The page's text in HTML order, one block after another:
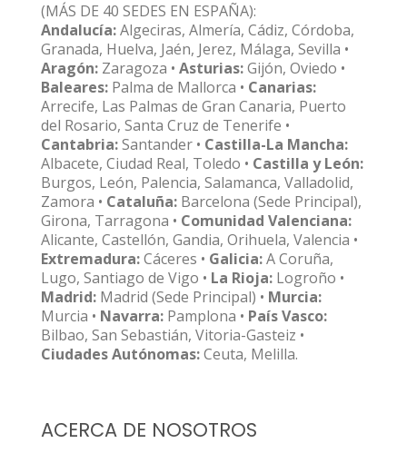
(MÁS DE 40 SEDES EN ESPAÑA):
Andalucía:Algeciras, Almería, Cádiz, Córdoba,
Granada, Huelva, Jaén, Jerez, Málaga, Sevilla •
Aragón: Zaragoza • Asturias:Gijón, Oviedo •
Baleares: Palma de Mallorca • Canarias:
Arrecife, Las Palmas de Gran Canaria, Puerto
del Rosario, Santa Cruz de Tenerife •
Cantabria:Santander • Castilla-La Mancha:
Albacete, Ciudad Real, Toledo • Castilla y León:
Burgos, León, Palencia, Salamanca, Valladolid,
Zamora • Cataluña: Barcelona (Sede Principal),
Girona, Tarragona • Comunidad Valenciana:
Alicante, Castellón, Gandia, Orihuela, Valencia •
Extremadura:Cáceres • Galicia:A Coruña,
Lugo, Santiago de Vigo • La Rioja: Logroño •
Madrid: Madrid (Sede Principal) • Murcia:
Murcia • Navarra: Pamplona • País Vasco:
Bilbao, San Sebastián, Vitoria-Gasteiz •
Ciudades Autónomas:Ceuta, Melilla.
ACERCA DE NOSOTROS